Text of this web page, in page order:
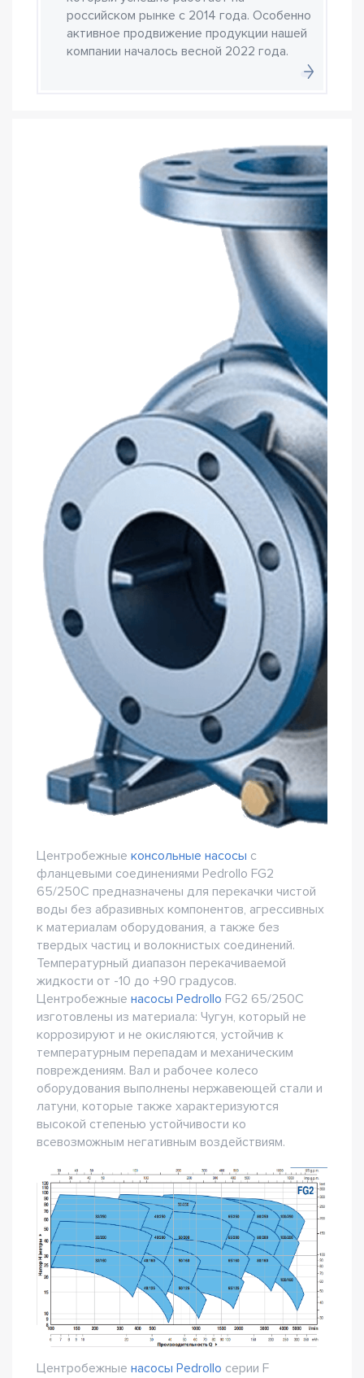
российском рынке с 2014 года. Особенно
активное продвижение продукции нашей
компании началось весной 2022 года.
Центробежные консольные насосы с
фланцевыми соединениями Pedrollo FG2
65/250C предназначены для перекачки чистой
воды без абразивных компонентов, агрессивных
к материалам оборудования, а также без
твердых частиц и волокнистых соединений.
Температурный диапазон перекачиваемой
жидкости от -10 до +90 градусов.
Центробежные насосы Pedrollo FG2 65/250C
изготовлены из материала: Чугун, который не
коррозируют и не окисляются, устойчив к
температурным перепадам и механическим
повреждениям. Вал и рабочее колесо
оборудования выполнены нержавеющей стали и
латуни, которые также характеризуются
высокой степенью устойчивости ко
всевозможным негативным воздействиям.
Центробежные насосы Pedrollo серии F